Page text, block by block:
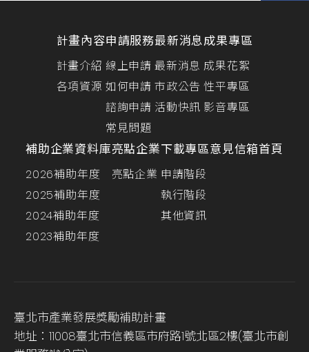
計畫內容
計畫介紹
各項資源
申請服務
線上申請
如何申請
諮詢申請
常見問題
最新消息
最新消息
市政公告
活動快訊
成果專區
成果花絮
性平專區
影音專區
補助企業資料庫
2026補助年度
2025補助年度
2024補助年度
2023補助年度
亮點企業
亮點企業
下載專區
申請階段
執行階段
其他資訊
意見信箱首頁
臺北市產業發展獎勵補助計畫
地址：11008臺北市信義區市府路1號北區2樓(臺北市創